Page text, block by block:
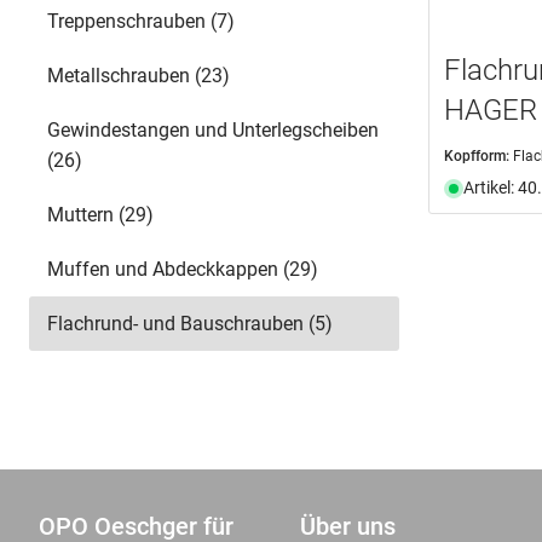
Auswählen
Treppenschrauben (7)
Metallschrauben (23)
Gewindestangen und Unterlegscheiben
(26)
Muttern (29)
Muffen und Abdeckkappen (29)
Flachrund- und Bauschrauben (5)
Kopfform:
Artikel:
OPO Oeschger für Über uns